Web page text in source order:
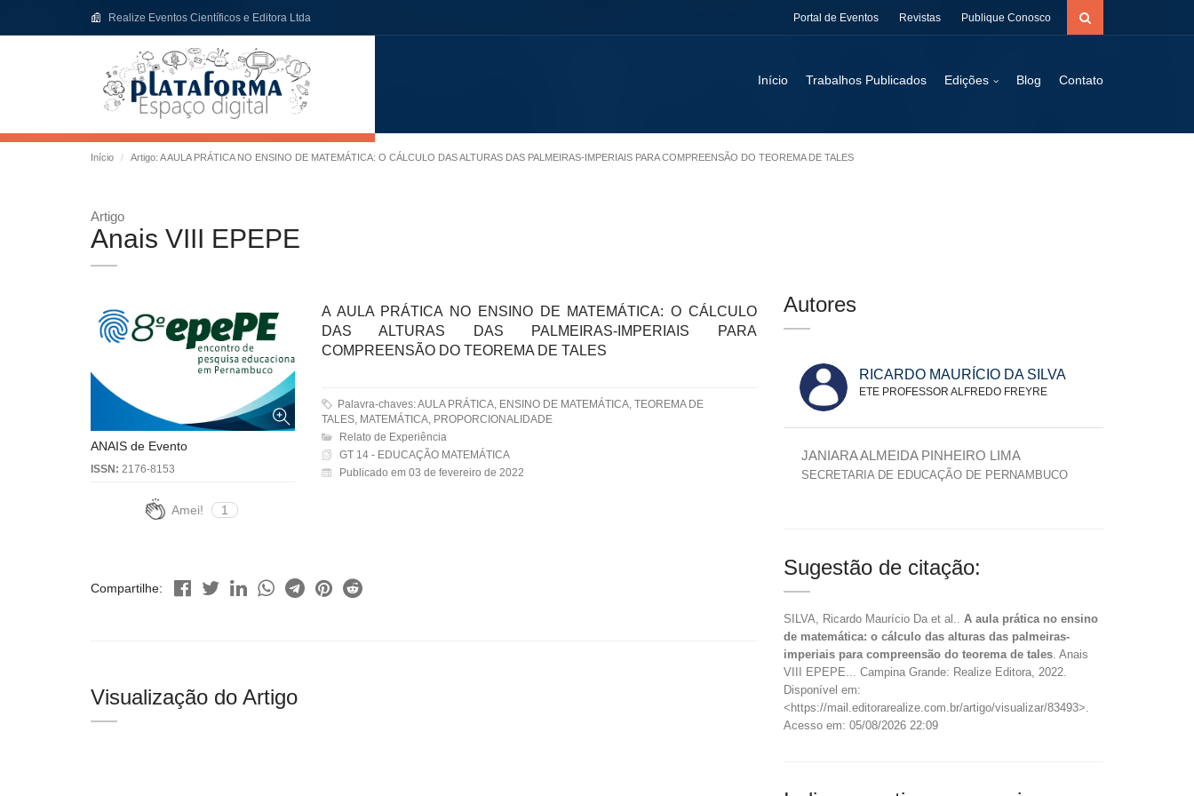
Realize Eventos Científicos e Editora Ltda Portal de Eventos Revistas Publique Conosco
Início Trabalhos Publicados Edições Blog Contato
Início Artigo: A AULA PRÁTICA NO ENSINO DE MATEMÁTICA: O CÁLCULO DAS ALTURAS DAS PALMEIRAS-IMPERIAIS PARA COMPREENSÃO DO TEOREMA DE TALES
Artigo
Anais VIII EPEPE
ANAIS de Evento
ISSN: 2176-8153
Amei! 1
A AULA PRÁTICA NO ENSINO DE MATEMÁTICA: O CÁLCULO
DAS ALTURAS DAS PALMEIRAS-IMPERIAIS PARA
COMPREENSÃO DO TEOREMA DE TALES
Palavra-chaves: AULA PRÁTICA, ENSINO DE MATEMÁTICA, TEOREMA DE
TALES, MATEMÁTICA, PROPORCIONALIDADE
Relato de Experiência
GT 14 - EDUCAÇÃO MATEMÁTICA
Publicado em 03 de fevereiro de 2022
Compartilhe:
Visualização do Artigo
Autores
RICARDO MAURÍCIO DA SILVA
ETE PROFESSOR ALFREDO FREYRE
JANIARA ALMEIDA PINHEIRO LIMA
SECRETARIA DE EDUCAÇÃO DE PERNAMBUCO
Sugestão de citação:
SILVA, Ricardo Maurício Da et al.. A aula prática no ensino
de matemática: o cálculo das alturas das palmeiras-
imperiais para compreensão do teorema de tales. Anais
VIII EPEPE... Campina Grande: Realize Editora, 2022.
Disponível em:
<https://mail.editorarealize.com.br/artigo/visualizar/83493>.
Acesso em: 05/08/2026 22:09